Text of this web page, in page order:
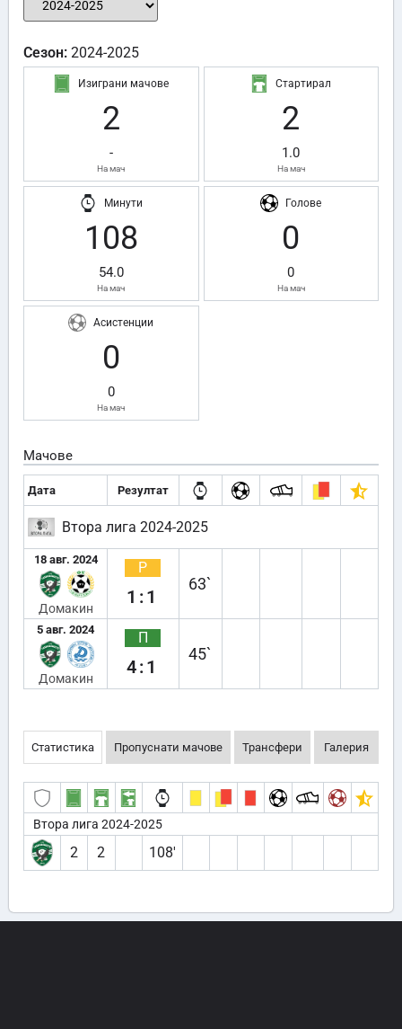
Сезон: 2024-2025
Изиграни мачове
2
-
На мач
Стартирал
2
1.0
На мач
Минути
108
54.0
На мач
Голове
0
0
На мач
Асистенции
0
0
На мач
Мачове
Дата Резултат
Втора лига 2024-2025
18 авг. 2024
Домакин
Р
1:1
63`
5 авг. 2024
Домакин
П
4:1
45`
Статистика Пропуснати мачове Трансфери Галерия
Втора лига 2024-2025
2 2 108′